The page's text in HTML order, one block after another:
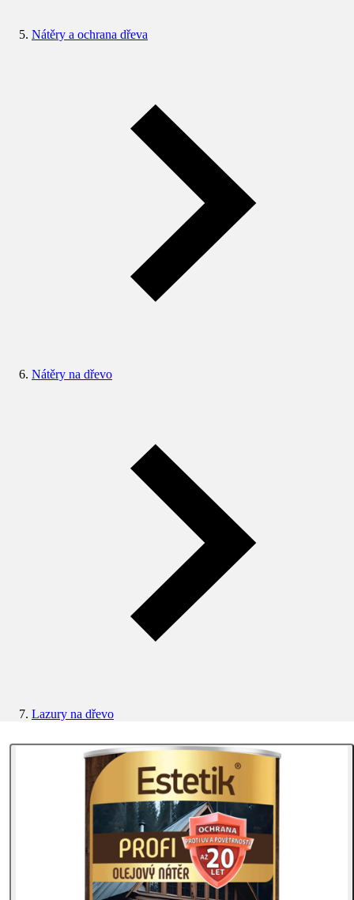
Nátěry a ochrana dřeva
Nátěry na dřevo
Lazury na dřevo